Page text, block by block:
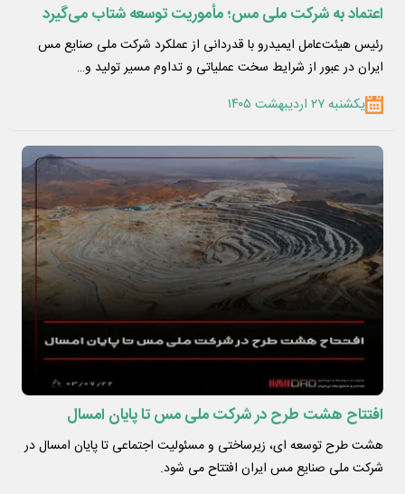
اعتماد به شرکت ملی مس؛ مأموریت توسعه شتاب می‌گیرد
رئیس هیئت‌عامل ایمیدرو با قدردانی از عملکرد شرکت ملی صنایع مس
ایران در عبور از شرایط سخت عملیاتی و تداوم مسیر تولید و…
یکشنبه ۲۷ اردیبهشت ۱۴۰۵
افتتاح هشت طرح در شرکت ملی مس تا پایان امسال
هشت طرح توسعه ای، زیرساختی و مسئولیت اجتماعی تا پایان امسال در
شرکت ملی صنایع مس ایران افتتاح می شود.